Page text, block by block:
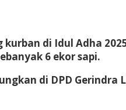
kurban di Idul Adha
6 ekor sapi.
di DPD Gerindra